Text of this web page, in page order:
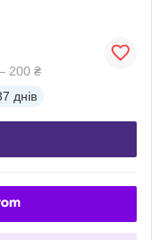
200 ₴
днів